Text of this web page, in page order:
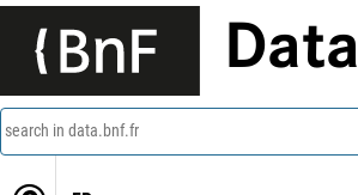
Data
search in data.bnf.fr